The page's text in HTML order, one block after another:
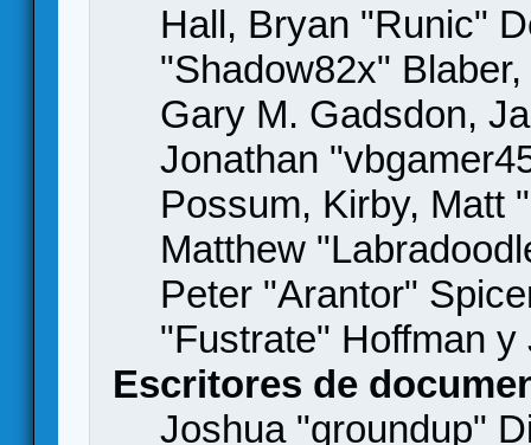
Hall, Bryan "Runic"
"Shadow82x"
Gary M. Gadsdon,
Jonathan
Possum, Kirby, Matt
Matthew
Peter "Arantor"
"Fustrate" Hoffman
Escritores de
Joshua "groundup"